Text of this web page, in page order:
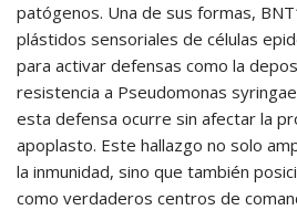
patógenos. Una de sus formas,
plástidos sensoriales de células
para activar defensas como la
resistencia a Pseudomonas
esta defensa ocurre sin afectar la
apoplasto. Este hallazgo no solo
la inmunidad, sino que también
como verdaderos centros de